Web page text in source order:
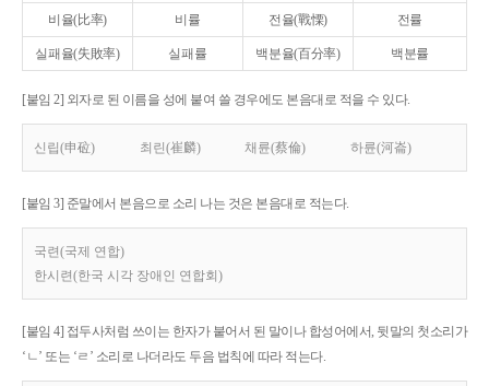
비율(比率) 비률 전율(戰慄) 전률
실패율(失敗率) 실패률 백분율(百分率) 백분률
[붙임 2] 외자로 된 이름을 성에 붙여 쓸 경우에도 본음대로 적을 수 있다.
신립(申砬) 최린(崔麟) 채륜(蔡倫) 하륜(河崙)
[붙임 3] 준말에서 본음으로 소리 나는 것은 본음대로 적는다.
국련(국제 연합)
한시련(한국 시각 장애인 연합회)
[붙임 4] 접두사처럼 쓰이는 한자가 붙어서 된 말이나 합성어에서, 뒷말의 첫소리가
‘ㄴ’ 또는 ‘ㄹ’ 소리로 나더라도 두음 법칙에 따라 적는다.